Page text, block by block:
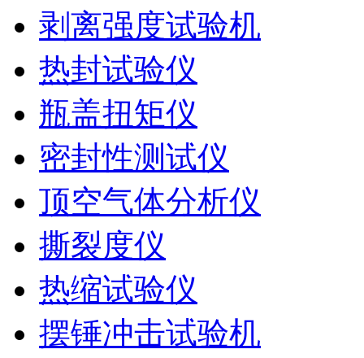
剥离强度试验机
热封试验仪
瓶盖扭矩仪
密封性测试仪
顶空气体分析仪
撕裂度仪
热缩试验仪
摆锤冲击试验机